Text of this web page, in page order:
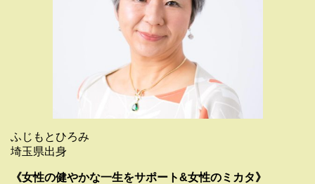
ふじもとひろみ
埼玉県出身
《女性の健やかな一生をサポート&女性のミカタ》